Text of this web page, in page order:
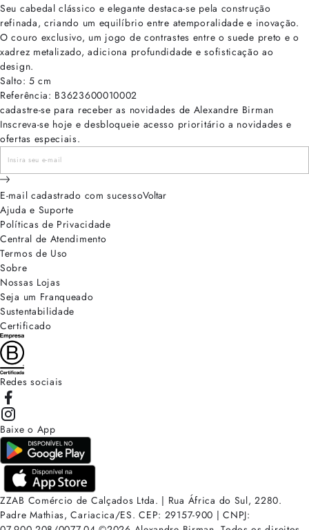
Seu cabedal clássico e elegante destaca-se pela construção
refinada, criando um equilíbrio entre atemporalidade e inovação.
O couro exclusivo, um jogo de contrastes entre o suede preto e o
xadrez metalizado, adiciona profundidade e sofisticação ao
design.
Salto: 5 cm
Referência: B3623600010002
cadastre-se para receber as novidades de Alexandre Birman
Inscreva-se hoje e desbloqueie acesso prioritário a novidades e
ofertas especiais.
E-mail cadastrado com sucessoVoltar
Ajuda e Suporte
Políticas de Privacidade
Central de Atendimento
Termos de Uso
Sobre
Nossas Lojas
Seja um Franqueado
Sustentabilidade
Certificado
Redes sociais
Baixe o App
ZZAB Comércio de Calçados Ltda. | Rua África do Sul, 2280.
Padre Mathias, Cariacica/ES. CEP: 29157-900 | CNPJ: